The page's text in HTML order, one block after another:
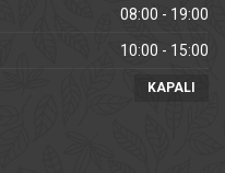
08:00 - 19:00
10:00 - 15:00
KAPALI